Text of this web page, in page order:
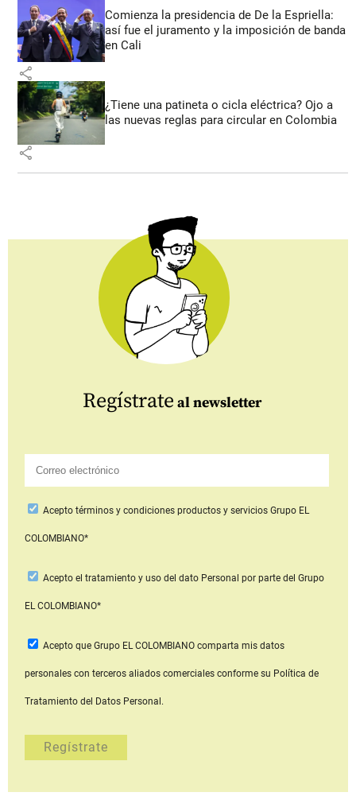
Comienza la presidencia de De la Espriella:
así fue el juramento y la imposición de banda
en Cali
share
¿Tiene una patineta o cicla eléctrica? Ojo a
las nuevas reglas para circular en Colombia
share
Regístrate al newsletter
Aceptotérminos y condiciones productos y serviciosGrupo EL
COLOMBIANO*
Acepto el tratamiento y uso del dato Personal por parte del Grupo
EL COLOMBIANO*
Acepto que Grupo EL COLOMBIANOcomparta mis datos
personales con terceros aliados comerciales conforme su Política de
Tratamiento del Datos Personal.